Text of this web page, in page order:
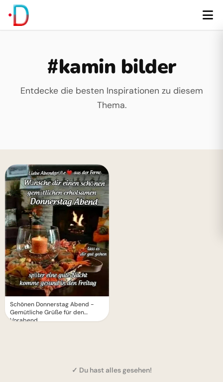
#kamin bilder
Entdecke die besten Inspirationen zu diesem
Thema.
Schönen Donnerstag Abend -
Gemütliche Grüße für den
Vorabend
✓ Du hast alles gesehen!